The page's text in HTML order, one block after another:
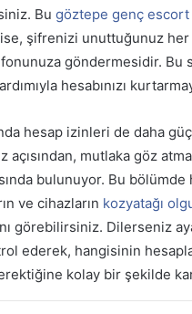
Bu göztepe genç escort
şifrenizi unuttuğunuz
göndermesidir. Bu
hesabınızı
hesap izinleri de daha
açısından, mutlaka göz
bulunuyor. Bu bölümde
ve cihazların kozyatağı
görebilirsiniz. Dilerseniz
ederek, hangisinin
kolay bir şekilde